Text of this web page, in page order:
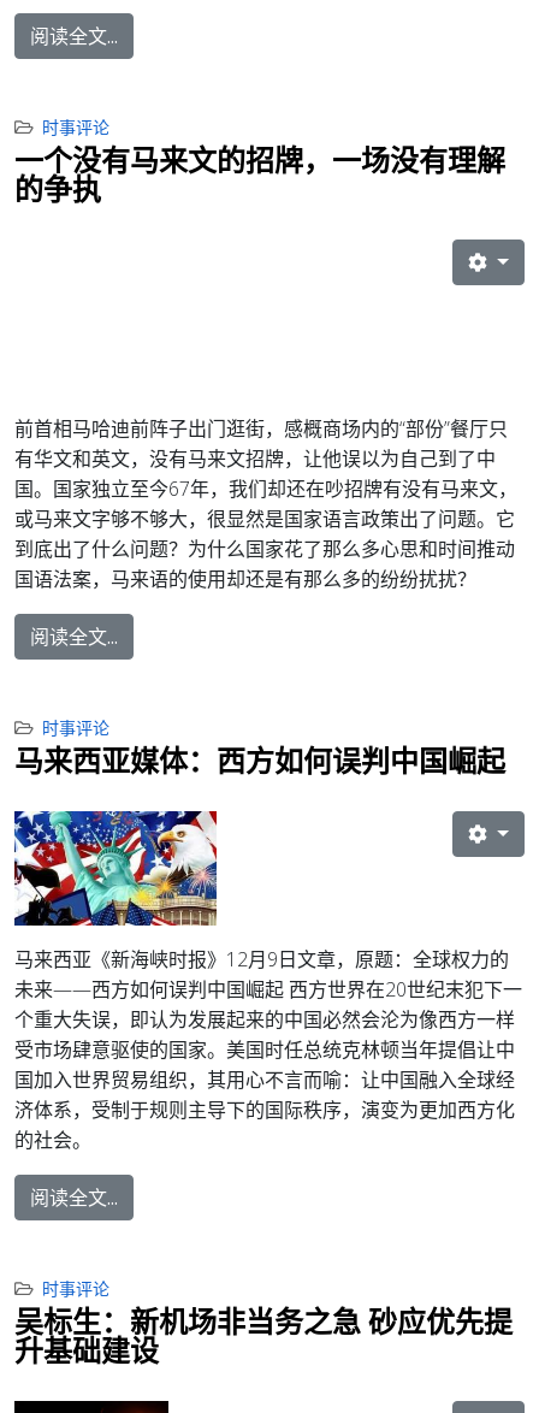
阅读全文...
时事评论
一个没有马来文的招牌，一场没有理解
的争执
前首相马哈迪前阵子出门逛街，感概商场内的“部份”餐厅只
有华文和英文，没有马来文招牌，让他误以为自己到了中
国。国家独立至今67年，我们却还在吵招牌有没有马来文，
或马来文字够不够大，很显然是国家语言政策出了问题。它
到底出了什么问题？为什么国家花了那么多心思和时间推动
国语法案，马来语的使用却还是有那么多的纷纷扰扰？
阅读全文...
时事评论
马来西亚媒体：西方如何误判中国崛起
马来西亚《新海峡时报》12月9日文章，原题：全球权力的
未来——西方如何误判中国崛起 西方世界在20世纪末犯下一
个重大失误，即认为发展起来的中国必然会沦为像西方一样
受市场肆意驱使的国家。美国时任总统克林顿当年提倡让中
国加入世界贸易组织，其用心不言而喻：让中国融入全球经
济体系，受制于规则主导下的国际秩序，演变为更加西方化
的社会。
阅读全文...
时事评论
吴标生：新机场非当务之急 砂应优先提
升基础建设